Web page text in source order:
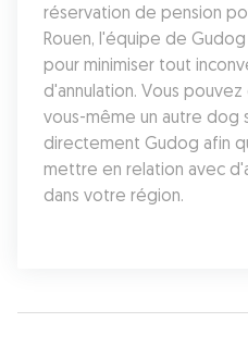
réservation de pension
Rouen, l'équipe de
pour minimiser tout
d'annulation. Vous
vous-même un autre dog
directement Gudog afin
mettre en relation avec
dans votre région.